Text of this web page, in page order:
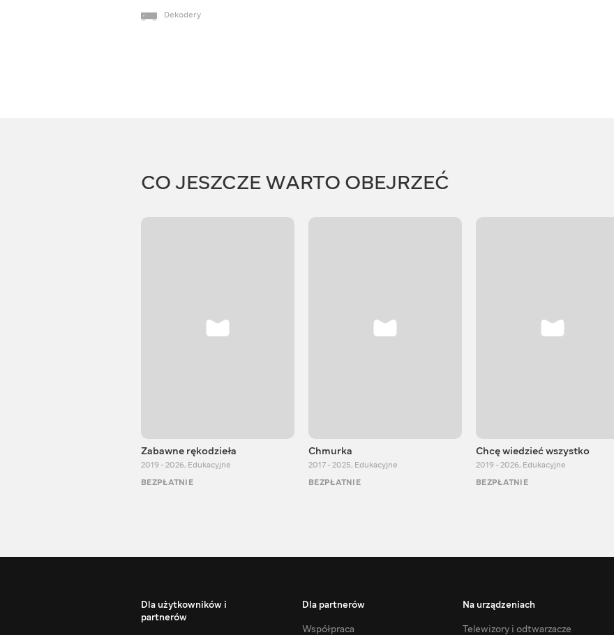
Dekodery
CO JESZCZE WARTO OBEJRZEĆ
Zabawne rękodzieła
2019 - 2026, Edukacyjne
BEZPŁATNIE
Chmurka
2017 - 2025, Edukacyjne
BEZPŁATNIE
Chcę wiedzieć wszystko
2019 - 2026, Edukacyjne
BEZPŁATNIE
Dla użytkowników i
partnerów
Dla partnerów
Współpraca
Na urządzeniach
Telewizory i odtwarzacze